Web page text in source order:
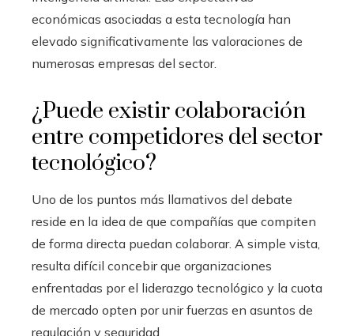
económicas asociadas a esta tecnología han
elevado significativamente las valoraciones de
numerosas empresas del sector.
¿Puede existir colaboración
entre competidores del sector
tecnológico?
Uno de los puntos más llamativos del debate
reside en la idea de que compañías que compiten
de forma directa puedan colaborar. A simple vista,
resulta difícil concebir que organizaciones
enfrentadas por el liderazgo tecnológico y la cuota
de mercado opten por unir fuerzas en asuntos de
regulación y seguridad.